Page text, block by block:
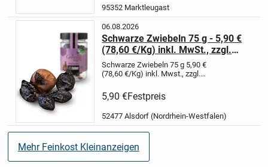
95352 Marktleugast
06.08.2026
Schwarze Zwiebeln 75 g - 5,90 €
(78,60 €/Kg) inkl. MwSt., zzgl.
Versand
Schwarze Zwiebeln 75 g 5,90 €
(78,60 €/Kg) inkl. Mwst., zzgl.
Schwarze Zwiebeln mit Umami-
Geschmack:Weich & aromatisch
5,90 €Festpreis
52477 Alsdorf (Nordrhein-Westfalen)
Mehr Feinkost Kleinanzeigen